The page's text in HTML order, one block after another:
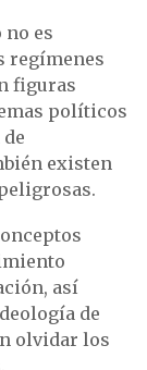
es
regímenes
figuras
políticos
existen
así
de
olvidar los